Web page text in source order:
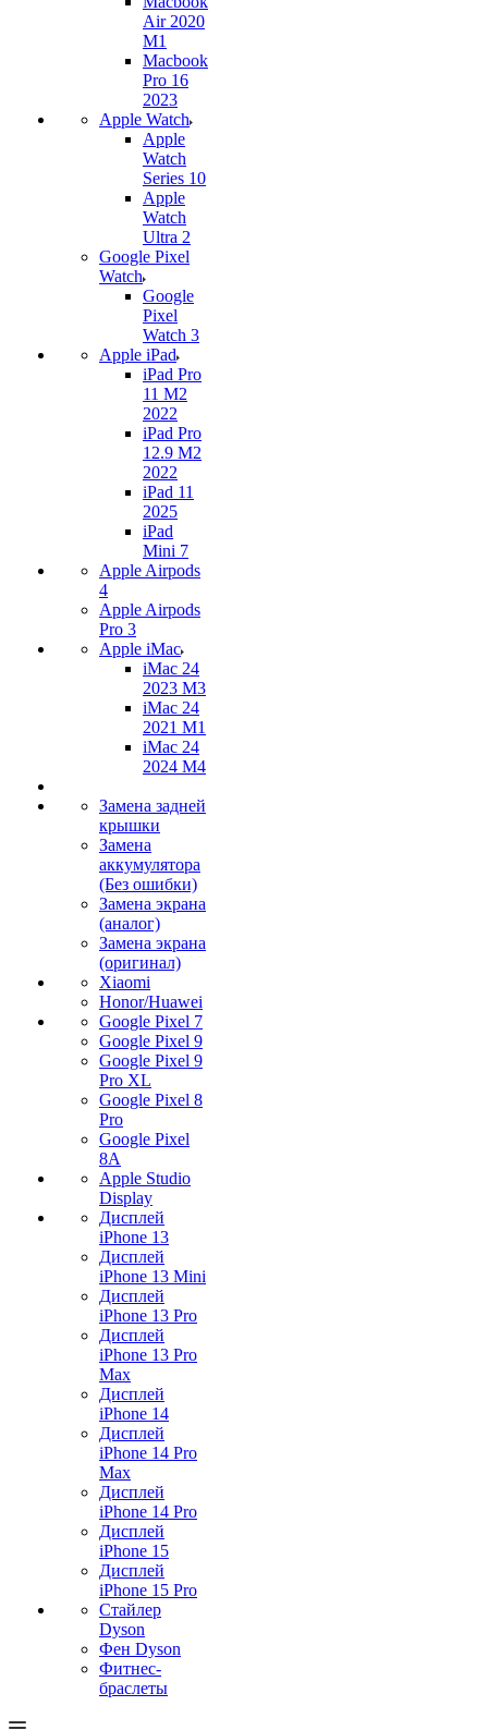
Air 2020
M1
Macbook
Pro 16
2023
Apple Watch
Apple
Watch
Series 10
Apple
Watch
Ultra 2
Google Pixel
Watch
Google
Pixel
Watch 3
Apple iPad
iPad Pro
11 M2
2022
iPad Pro
12.9 M2
2022
iPad 11
2025
iPad
Mini 7
Apple Airpods
4
Apple Airpods
Pro 3
Apple iMac
iMac 24
2023 M3
iMac 24
2021 M1
iMac 24
2024 M4
Замена задней
крышки
Замена
аккумулятора
(Без ошибки)
Замена экрана
(аналог)
Замена экрана
(оригинал)
Xiaomi
Honor/Huawei
Google Pixel 7
Google Pixel 9
Google Pixel 9
Pro XL
Google Pixel 8
Pro
Google Pixel
8A
Apple Studio
Display
Дисплей
iPhone 13
Дисплей
iPhone 13 Mini
Дисплей
iPhone 13 Pro
Дисплей
iPhone 13 Pro
Max
Дисплей
iPhone 14
Дисплей
iPhone 14 Pro
Max
Дисплей
iPhone 14 Pro
Дисплей
iPhone 15
Дисплей
iPhone 15 Pro
Стайлер
Dyson
Фен Dyson
Фитнес-
браслеты